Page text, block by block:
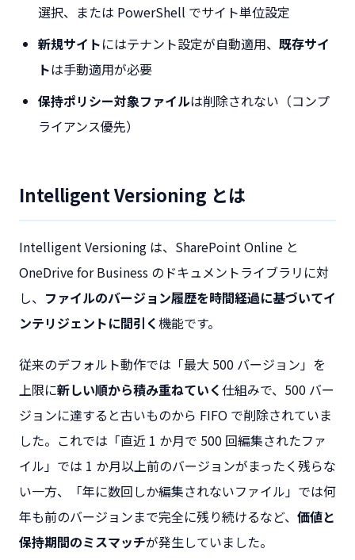
選択、または PowerShell でサイト単位設定
新規サイトにはテナント設定が自動適用、 既存サイ
トは手動適用が必要
保持ポリシー対象ファイルは削除されない（コンプ
ライアンス優先）
Intelligent Versioning とは
Intelligent Versioning は、SharePoint Online と
OneDrive for Business のドキュメントライブラリに対
し、 ファイルのバージョン履歴を時間経過に基づいてイ
ンテリジェントに間引く機能です。
従来のデフォルト動作では「最大 500 バージョン」を
上限に新しい順から積み重ねていく仕組みで、500 バー
ジョンに達すると古いものから FIFO で削除されていま
した。これでは「直近 1 か月で 500 回編集されたファ
イル」では 1 か月以上前のバージョンがまったく残らな
い一方、「年に数回しか編集されないファイル」では何
年も前のバージョンまで完全に残り続けるなど、 価値と
保持期間のミスマッチが発生していました。